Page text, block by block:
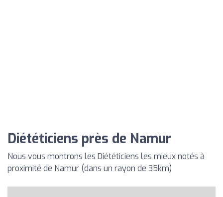
Diététiciens près de Namur
Nous vous montrons les Diététiciens les mieux notés à
proximité de Namur (dans un rayon de 35km)